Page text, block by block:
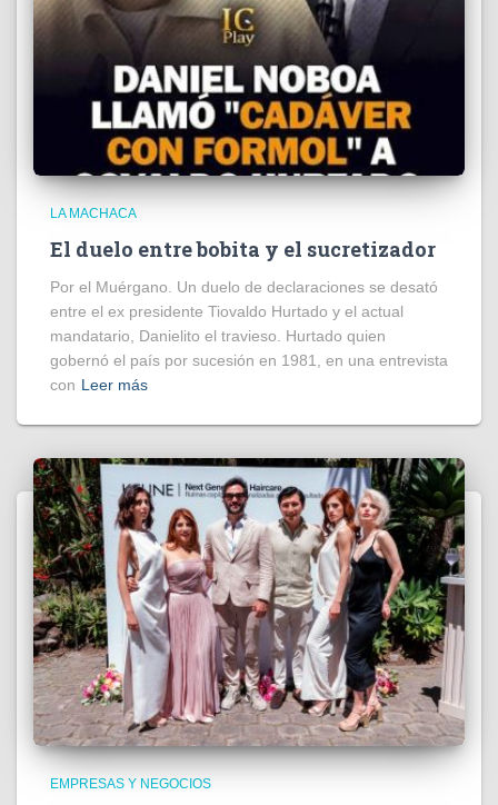
LA MACHACA
El duelo entre bobita y el sucretizador
Por el Muérgano. Un duelo de declaraciones se desató
entre el ex presidente Tiovaldo Hurtado y el actual
mandatario, Danielito el travieso. Hurtado quien
gobernó el país por sucesión en 1981, en una entrevista
con Leer más
EMPRESAS Y NEGOCIOS